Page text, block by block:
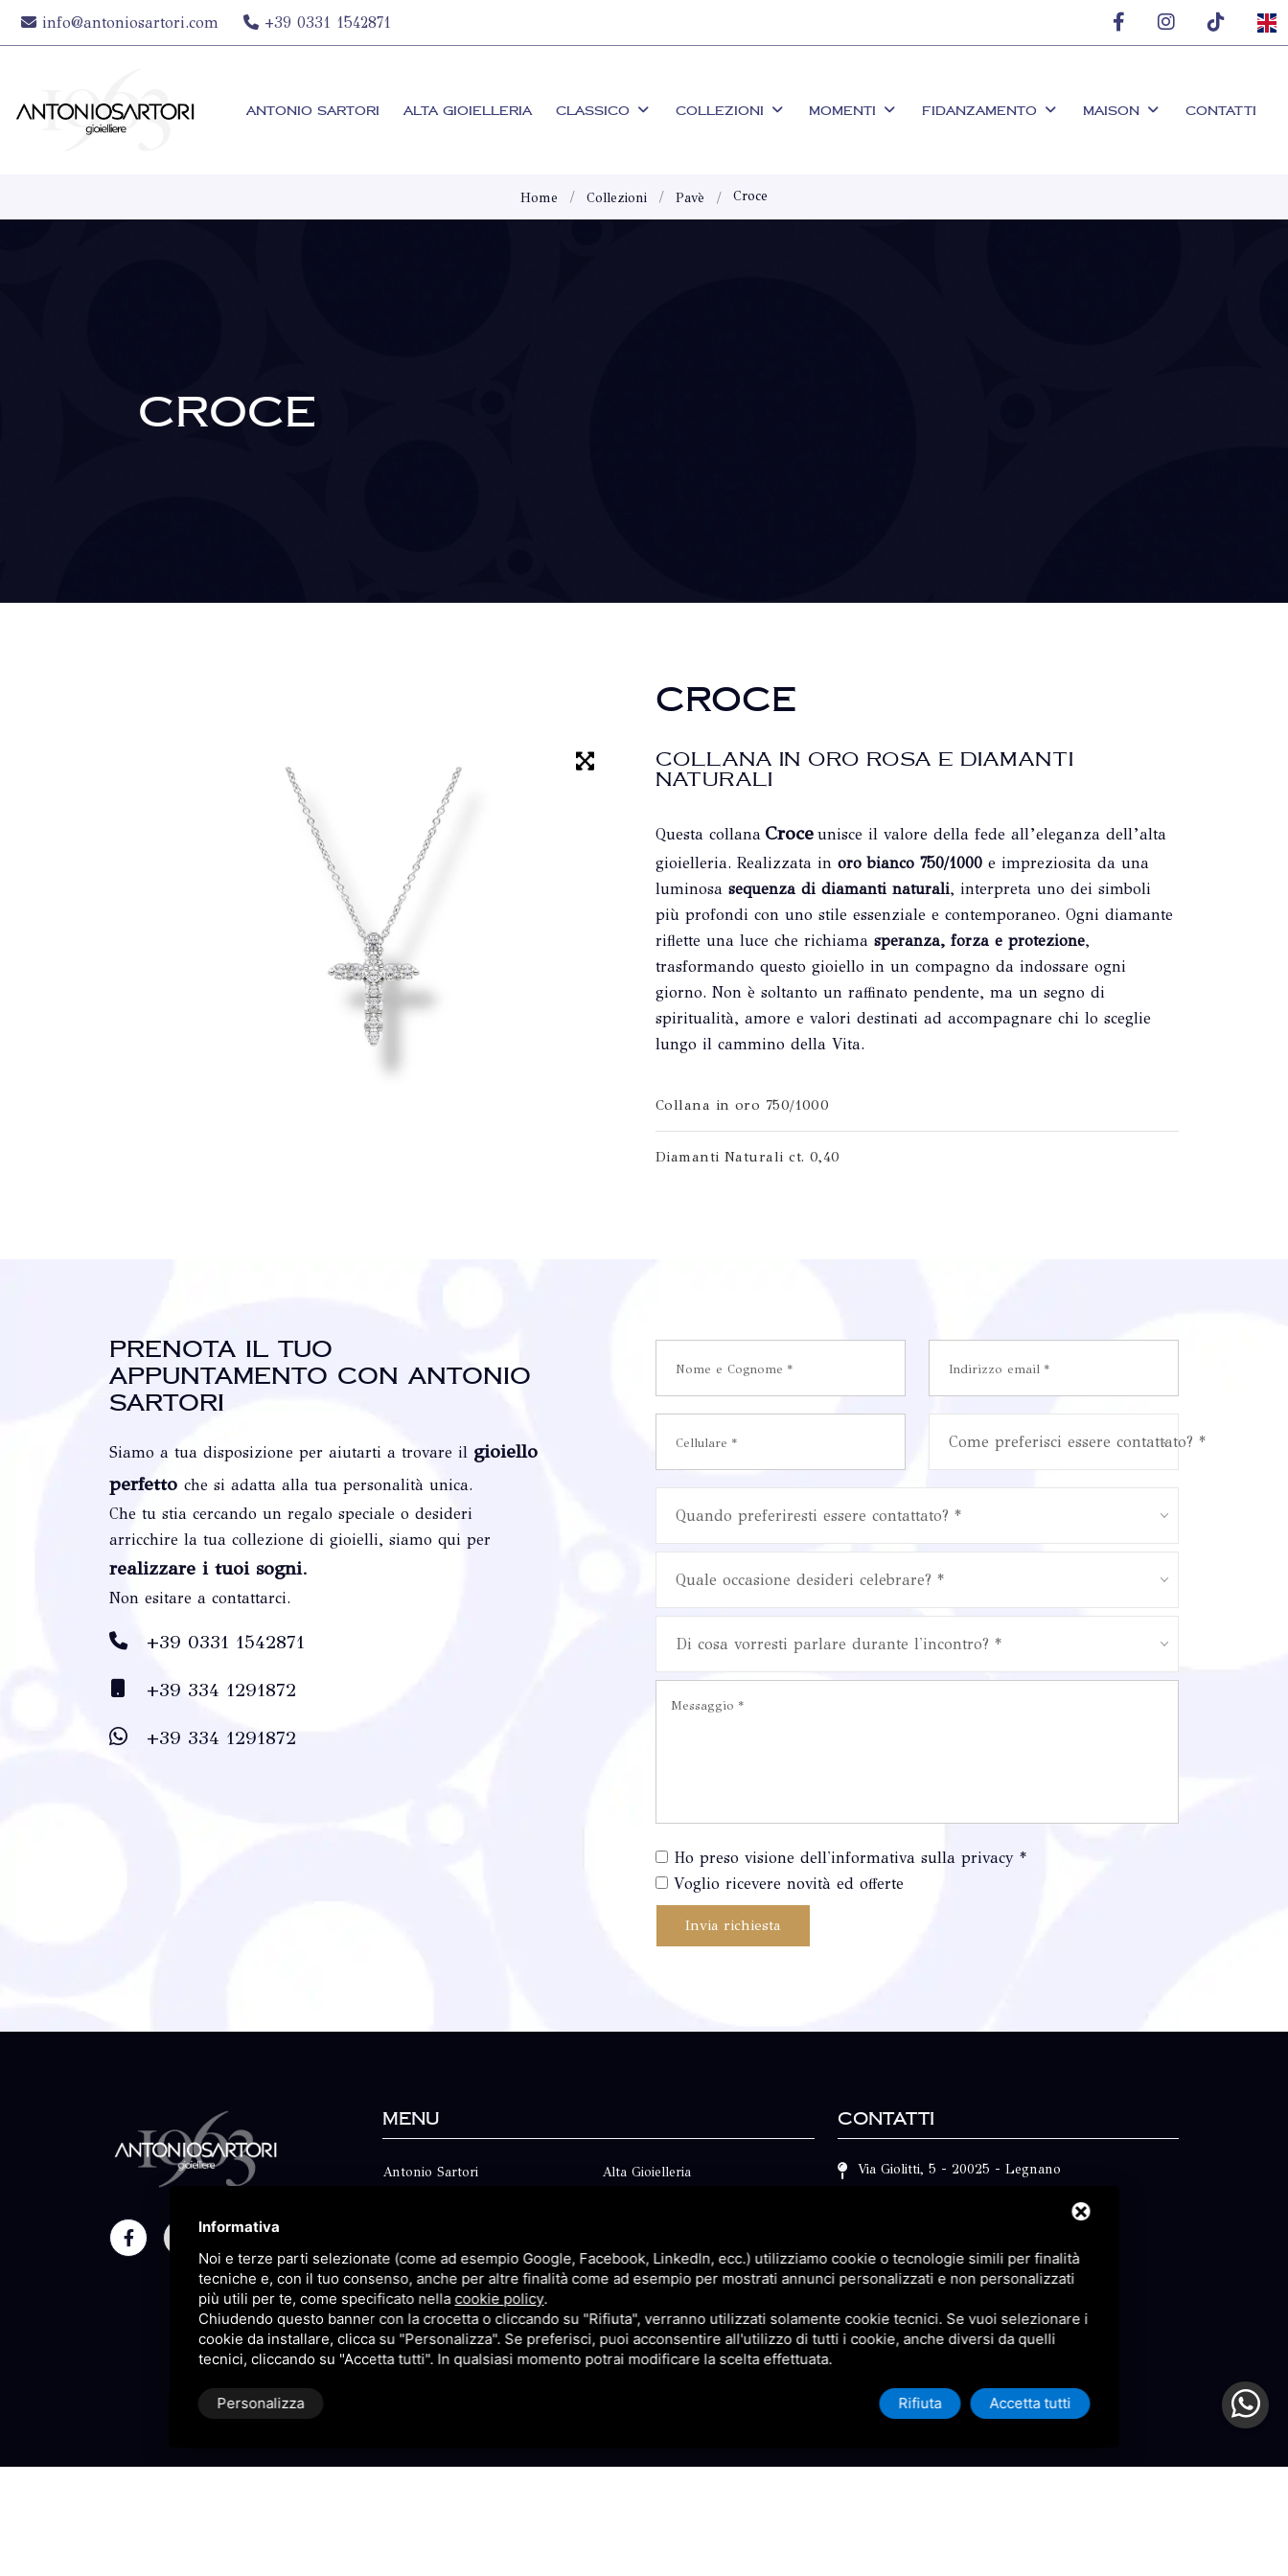
info@antoniosartori.com +39 0331 1542871
ANTONIO SARTORI ALTA GIOIELLERIA CLASSICO COLLEZIONI MOMENTI FIDANZAMENTO MAISON CONTATTI
Home Collezioni Pavè Croce
CROCE
CROCE
COLLANA IN ORO ROSA E DIAMANTI
NATURALI
Questa collana Croce unisce il valore della fede all’eleganza dell’alta
gioielleria. Realizzata in oro bianco 750/1000 e impreziosita da una
luminosa sequenza di diamanti naturali, interpreta uno dei simboli
più profondi con uno stile essenziale e contemporaneo. Ogni diamante
riflette una luce che richiama speranza, forza e protezione,
trasformando questo gioiello in un compagno da indossare ogni
giorno. Non è soltanto un raffinato pendente, ma un segno di
spiritualità, amore e valori destinati ad accompagnare chi lo sceglie
lungo il cammino della Vita.
Collana in oro 750/1000
Diamanti Naturali ct. 0,40
Prenota il tuo
appuntamento con Antonio
Sartori
Siamo a tua disposizione per aiutarti a trovare il gioiello
perfetto che si adatta alla tua personalità unica.
Che tu stia cercando un regalo speciale o desideri
arricchire la tua collezione di gioielli, siamo qui per
realizzare i tuoi sogni.
Non esitare a contattarci.
+39 0331 1542871
+39 334 1291872
+39 334 1291872
Come preferisci essere contattato? *
Quando preferiresti essere contattato? *
Quale occasione desideri celebrare? *
Di cosa vorresti parlare durante l'incontro? *
Ho preso visione dell'informativa sulla privacy *
Voglio ricevere novità ed offerte
Invia richiesta
Menu
Antonio Sartori Alta Gioielleria
Maison Faq
Blog
Sitemap Privacy
Contatti
Via Giolitti, 5 - 20025 - Legnano
info@antoniosartori.com
Informativa
Noi e terze parti selezionate (come ad esempio Google, Facebook, LinkedIn, ecc.) utilizziamo cookie o tecnologie simili per finalità
tecniche e, con il tuo consenso, anche per altre finalità come ad esempio per mostrati annunci personalizzati e non personalizzati
più utili per te, come specificato nella cookie policy.
Chiudendo questo banner con la crocetta o cliccando su "Rifiuta", verranno utilizzati solamente cookie tecnici. Se vuoi selezionare i
cookie da installare, clicca su "Personalizza". Se preferisci, puoi acconsentire all'utilizzo di tutti i cookie, anche diversi da quelli
tecnici, cliccando su "Accetta tutti". In qualsiasi momento potrai modificare la scelta effettuata.
Personalizza Rifiuta Accetta tutti